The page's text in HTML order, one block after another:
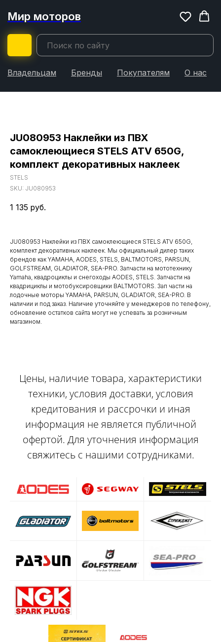
Мир моторов
Владельцам Бренды Покупателям О нас
JU080953 Наклейки из ПВХ
самоклеющиеся STELS ATV 650G,
комплект декоративных наклеек
STELS
SKU: JU080953
1 135 руб.
JU080953 Наклейки из ПВХ самоклеющиеся STELS ATV 650G,
комплект декоративных наклеек. Мы официальный дилер таких
брендов как YAMAHA, AODES, STELS, BALTMOTORS, PARSUN,
GOLFSTREAM, GLADIATOR, SEA-PRO. Запчасти на мототехнику
Yamaha, квадроциклы и снегоходы AODES, STELS. Запчасти на
квадрициклы и мотобуксировщики BALTMOTORS. Зап части на
лодочные моторы YAMAHA, PARSUN, GLADIATOR, SEA-PRO. В
наличии и под заказ. Наличие уточняйте у менеджеров по телефону,
обновление остатков сайта могут не успевать за розничным
магазином.
Цены, наличие товара, характеристики
техники, условия доставки, условия
кредитования и рассрочки и иная
информация не является публичной
офертой. Для уточнения информация
свяжитесь с нашими сотрудниками.